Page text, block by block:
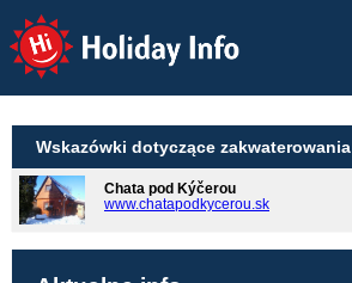
Holiday Info
Wskazówki dotyczące zakwaterowania
Chata pod Kýčerou
www.chatapodkycerou.sk